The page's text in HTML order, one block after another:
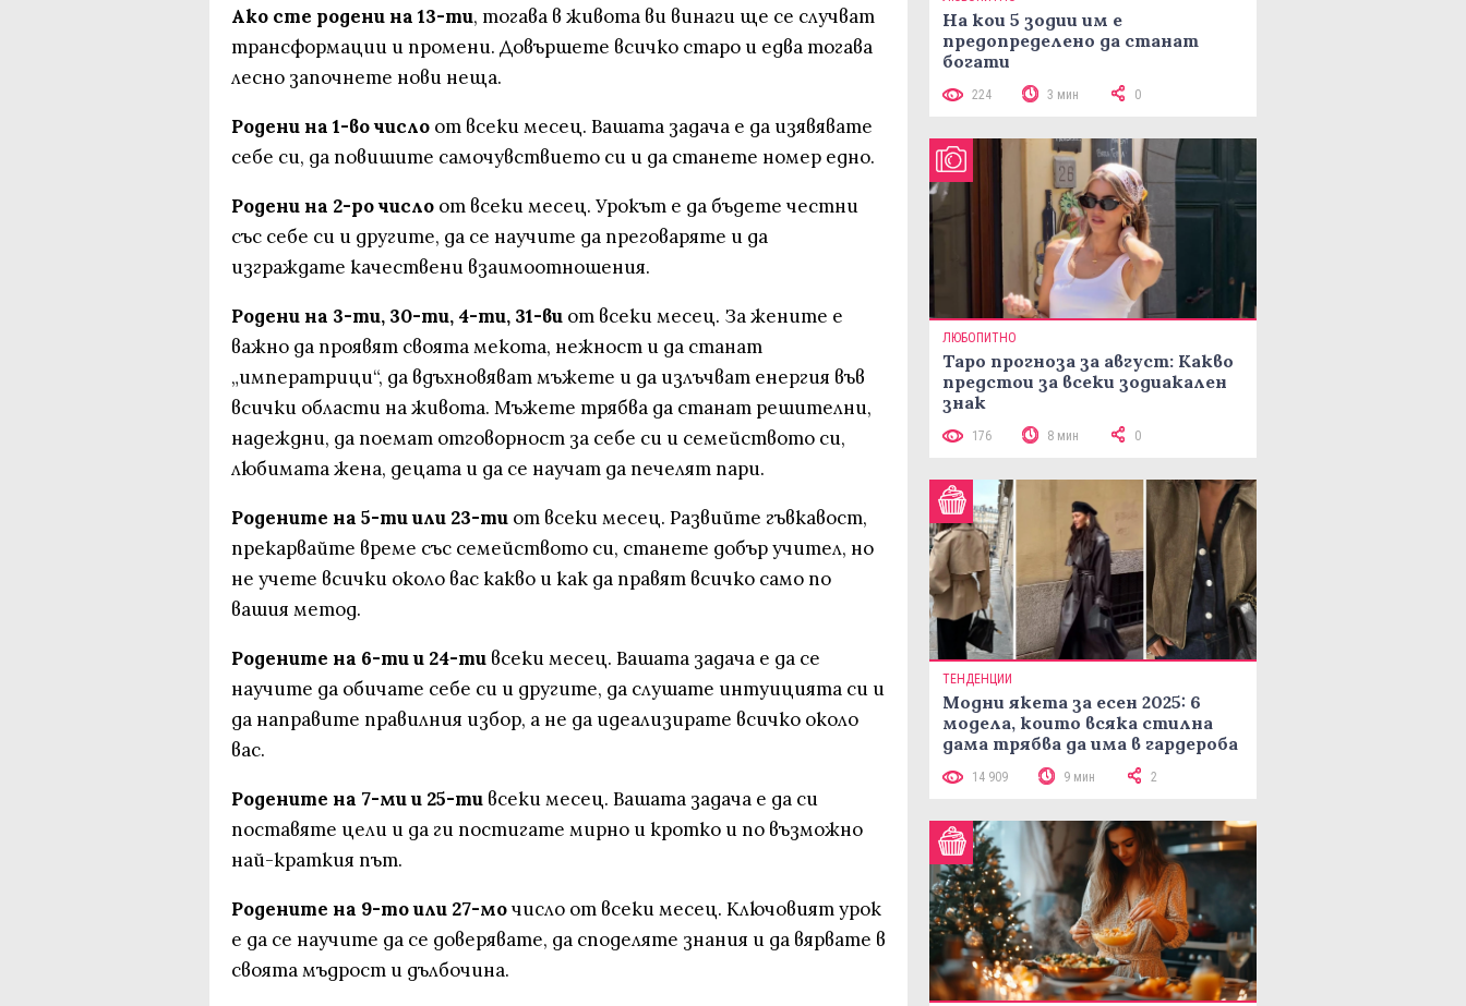
Ако сте родени на 13-ти, тогава в живота ви винаги ще се случват
трансформации и промени. Довършете всичко старо и едва тогава
лесно започнете нови неща.
Родени на 1-во число от всеки месец. Вашата задача е да изявявате
себе си, да повишите самочувствието си и да станете номер едно.
Родени на 2-ро число от всеки месец. Урокът е да бъдете честни
със себе си и другите, да се научите да преговаряте и да
изграждате качествени взаимоотношения.
Родени на 3-ти, 30-ти, 4-ти, 31-ви от всеки месец. За жените е
важно да проявят своята мекота, нежност и да станат
„императрици“, да вдъхновяват мъжете и да излъчват енергия във
всички области на живота. Мъжете трябва да станат решителни,
надеждни, да поемат отговорност за себе си и семейството си,
любимата жена, децата и да се научат да печелят пари.
Родените на 5-ти или 23-ти от всеки месец. Развийте гъвкавост,
прекарвайте време със семейството си, станете добър учител, но
не учете всички около вас какво и как да правят всичко само по
вашия метод.
Родените на 6-ти и 24-ти всеки месец. Вашата задача е да се
научите да обичате себе си и другите, да слушате интуицията си и
да направите правилния избор, а не да идеализирате всичко около
вас.
Родените на 7-ми и 25-ти всеки месец. Вашата задача е да си
поставяте цели и да ги постигате мирно и кротко и по възможно
най-краткия път.
Родените на 9-то или 27-мочисло от всеки месец. Ключовият урок
е да се научите да се доверявате, да споделяте знания и да вярвате в
своята мъдрост и дълбочина.
На кои 5 зодии им е
предопределено да станат
богати
224 3 мин 0
ЛЮБОПИТНО
Таро прогноза за август: Какво
предстои за всеки зодиакален
знак
176 8 мин 0
ТЕНДЕНЦИИ
Модни якета за есен 2025: 6
модела, които всяка стилна
дама трябва да има в гардероба
14 909 9 мин 2